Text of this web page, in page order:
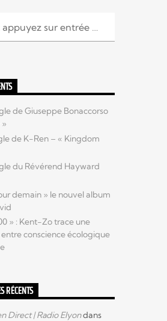
de Giuseppe Bonaccorso
de K-Ren – « Kingdom
du Révérend Hayward
demain » le nouvel album
» : Kent-Zo trace une
conscience écologique
RÉCENTS
Direct | Radio Elyondans